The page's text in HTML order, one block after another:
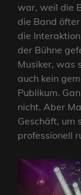
war, weil die
die Band
die
der Bühne
Musiker, was
auch kein
Publikum.
nicht. Aber
Geschäft, um
professionell